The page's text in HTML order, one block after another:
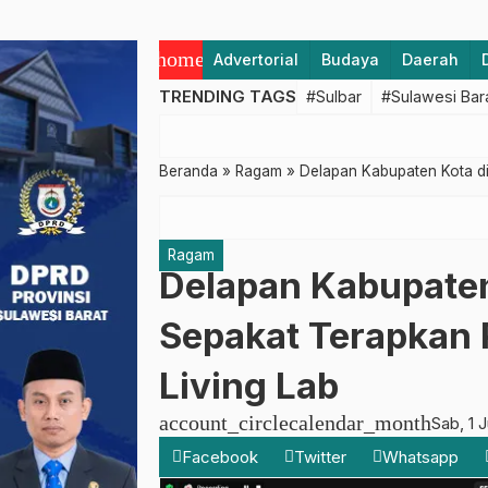
home Advertorial Budaya Daerah
TRENDING TAGS #Sulbar #Sulawesi
Beranda » Ragam » Delapan Kabupaten Kota
Ragam
Delapan
Sepakat
Living Lab
account_circlecalendar_monthSab, 1
Facebook
Twitter Whatsapp